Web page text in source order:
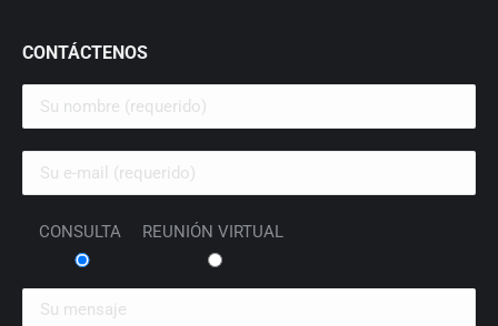
CONTÁCTENOS
CONSULTA REUNIÓN VIRTUAL